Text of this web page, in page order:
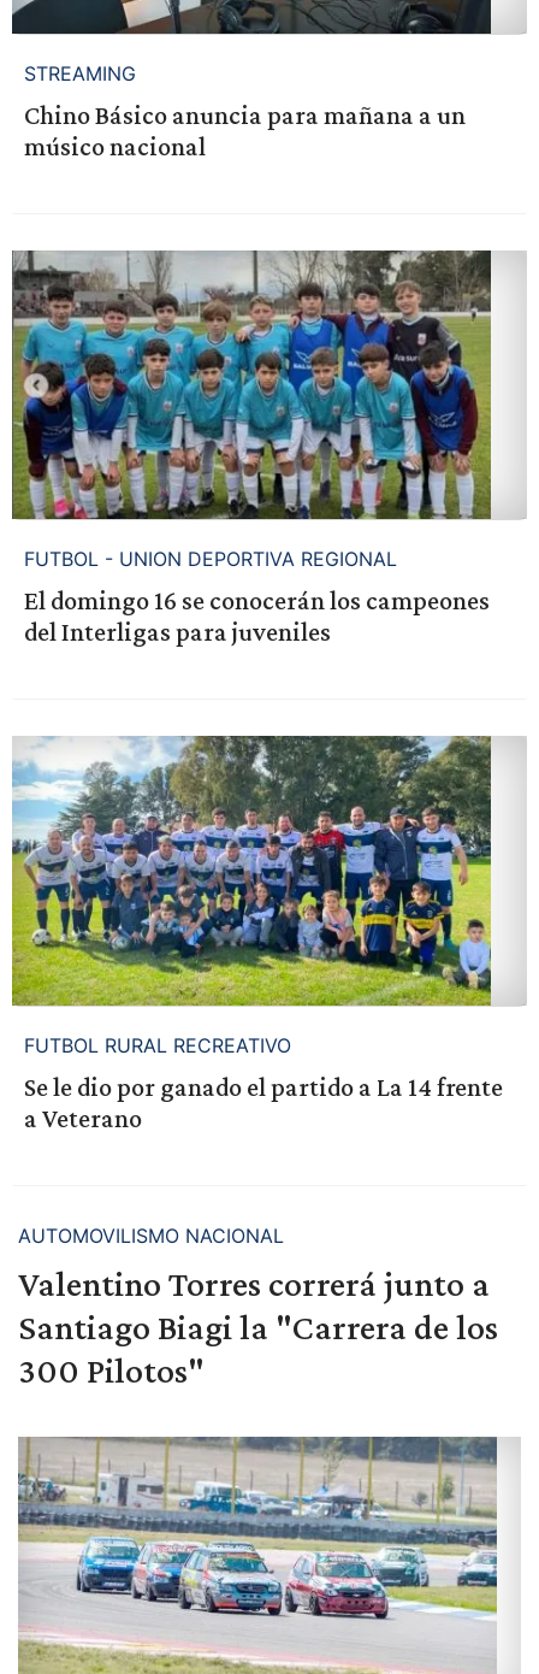
STREAMING
Chino Básico anuncia para mañana a un
músico nacional
FUTBOL - UNION DEPORTIVA REGIONAL
El domingo 16 se conocerán los campeones
del Interligas para juveniles
FUTBOL RURAL RECREATIVO
Se le dio por ganado el partido a La 14 frente
a Veterano
AUTOMOVILISMO NACIONAL
Valentino Torres correrá junto a
Santiago Biagi la "Carrera de los
300 Pilotos"